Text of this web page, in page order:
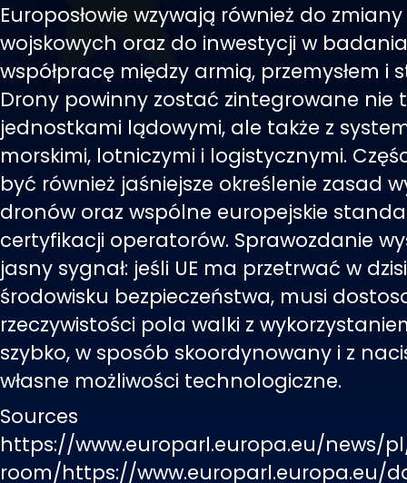
Europosłowie wzywają również do
wojskowych oraz do inwestycji w
współpracę między armią, przemysłem
Drony powinny zostać zintegrowane nie
jednostkami lądowymi, ale także z
morskimi, lotniczymi i logistycznymi.
być również jaśniejsze określenie zasad
dronów oraz wspólne europejskie
certyfikacji operatorów. Sprawozdanie
jasny sygnał: jeśli UE ma przetrwać w
środowisku bezpieczeństwa, musi
rzeczywistości pola walki z
szybko, w sposób skoordynowany i z
własne możliwości technologiczne.
Sources
https://www.europarl.europa.eu/news/
room/https://www.europarl.europa.eu/